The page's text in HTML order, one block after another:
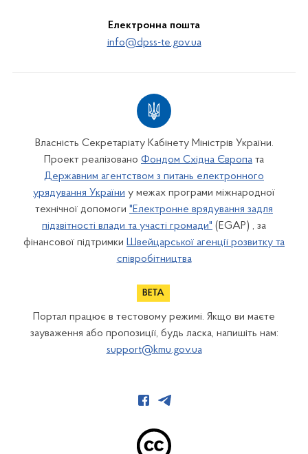
Електронна пошта
info@dpss-te.gov.ua
Власність Секретаріату Кабінету Міністрів України.
Проект реалізовано Фондом Східна Європа та
Державним агентством з питань електронного
урядування України у межах програми міжнародної
технічної допомоги "Електронне врядування задля
підзвітності влади та участі громади" (EGAP) , за
фінансової підтримки Швейцарської агенції розвитку та
співробітництва
Портал працює в тестовому режимі. Якщо ви маєте
зауваження або пропозиції, будь ласка, напишіть нам:
support@kmu.gov.ua